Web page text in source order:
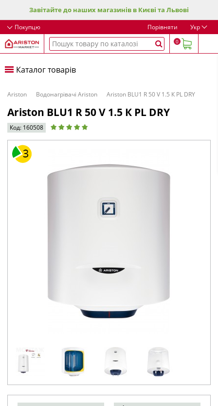
Завітайте до наших магазинів в Києві та Львові
Покупцю Порівняти Укр
0
Каталог товарів
Ariston Водонагрівачі Ariston Ariston BLU1 R 50 V 1.5 К PL DRY
Ariston BLU1 R 50 V 1.5 К PL DRY
Код: 160508